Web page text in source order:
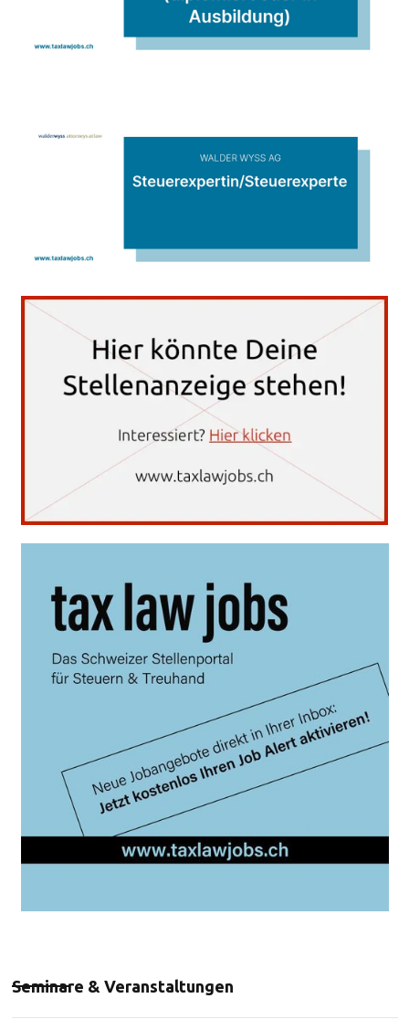
Seminare & Veranstaltungen